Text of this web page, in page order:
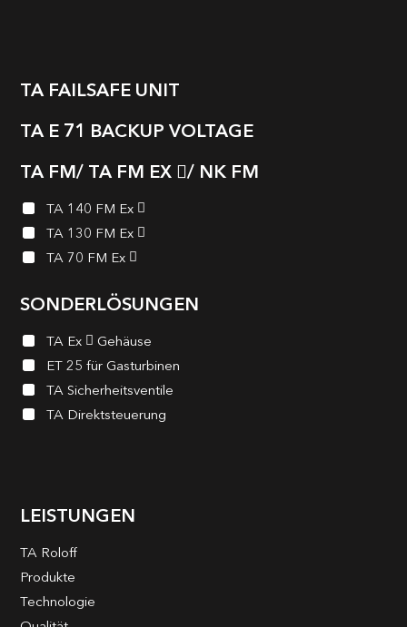
TA FAILSAFE UNIT
TA E 71 BACKUP VOLTAGE
TA FM/ TA FM EX
/ NK FM
TA 140 FM Ex
TA 130 FM Ex
TA 70 FM Ex
SONDERLÖSUNGEN
TA Ex
Gehäuse
ET 25 für Gasturbinen
TA Sicherheits­ventile
TA Direktsteuerung
LEISTUNGEN
TA Roloff
Produkte
Technologie